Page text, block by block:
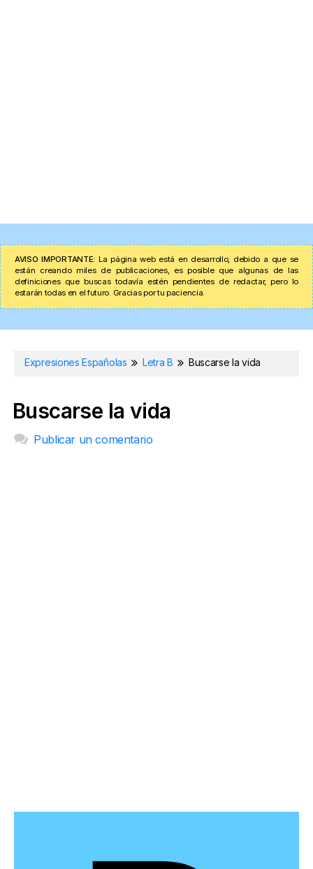
AVISO IMPORTANTE: La página web está en desarrollo, debido a que se
están creando miles de publicaciones, es posible que algunas de las
definiciones que buscas todavía estén pendientes de redactar, pero lo
estarán todas en el futuro. Gracias por tu paciencia.
Expresiones Españolas Letra B Buscarse la vida
Buscarse la vida
Publicar un comentario